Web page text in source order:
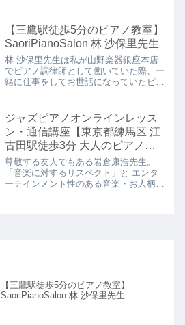
沢のご自宅をメインとして、出張レッス
ンも行っています。（※2...
【三鷹駅徒歩5分のピアノ教室】
SaoriPianoSalon 林 沙保里先生
林 沙保里先生は私が山野楽器銀座本店
でピアノ調律師として働いていた際、一
緒に仕事をしてお世話になっていたピア
が、ピアノの腕前はもちろんのこと、音
楽に対する向上心がとても...
ジャズピアノオンラインレッス
ン・通信講座【東京都練馬区 江
古田駅徒歩3分 大人のピアノ教
室】江古田Music School 岩倉康
浩先生
尊敬する友人でもある岩倉康浩先生。
「音楽に対するリスペクト」と エンタ
ーテインメント性のある音楽・お人柄に
【三鷹駅徒歩5分のピアノ教室】
SaoriPianoSalon 林 沙保里先生